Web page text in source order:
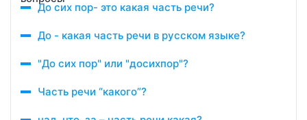
До сих пор- это какая часть речи?
До - какая часть речи в русском языке?
"До сих пор" или "досихпор"?
Часть речи “какого”?